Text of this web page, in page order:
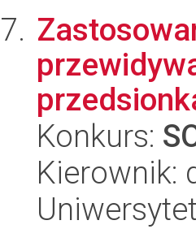
Konkurs:
Kierownik: